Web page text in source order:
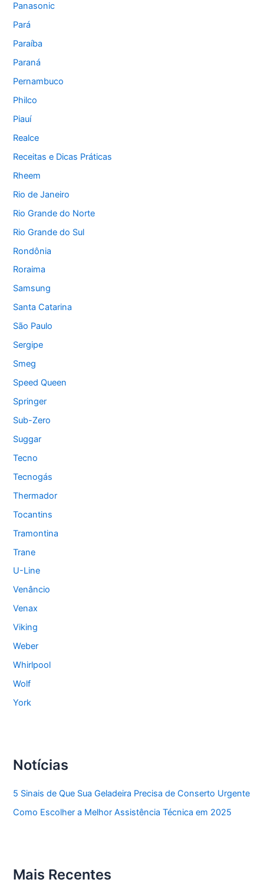
Panasonic
Pará
Paraíba
Paraná
Pernambuco
Philco
Piauí
Realce
Receitas e Dicas Práticas
Rheem
Rio de Janeiro
Rio Grande do Norte
Rio Grande do Sul
Rondônia
Roraima
Samsung
Santa Catarina
São Paulo
Sergipe
Smeg
Speed Queen
Springer
Sub-Zero
Suggar
Tecno
Tecnogás
Thermador
Tocantins
Tramontina
Trane
U-Line
Venâncio
Venax
Viking
Weber
Whirlpool
Wolf
York
Notícias
5 Sinais de Que Sua Geladeira Precisa de Conserto Urgente
Como Escolher a Melhor Assistência Técnica em 2025
Mais Recentes